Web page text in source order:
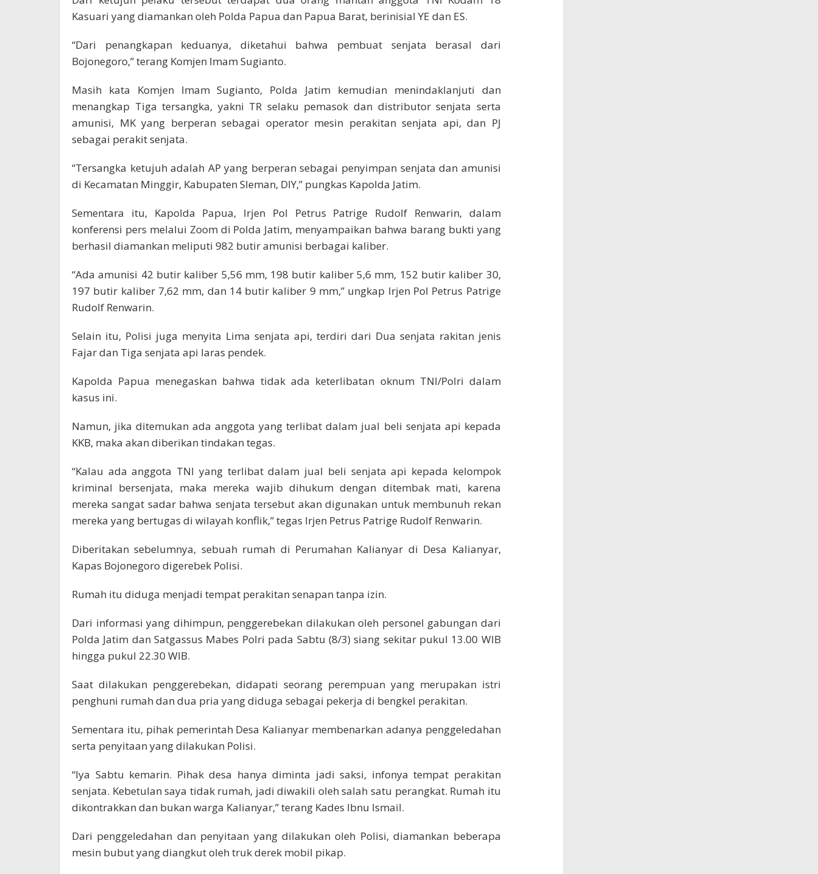
Kasuari yang diamankan oleh Polda Papua dan Papua Barat, berinisial YE dan ES.
“Dari penangkapan keduanya, diketahui bahwa pembuat senjata berasal dari
Bojonegoro,” terang Komjen Imam Sugianto.
Masih kata Komjen Imam Sugianto, Polda Jatim kemudian menindaklanjuti dan
menangkap Tiga tersangka, yakni TR selaku pemasok dan distributor senjata serta
amunisi, MK yang berperan sebagai operator mesin perakitan senjata api, dan PJ
sebagai perakit senjata.
“Tersangka ketujuh adalah AP yang berperan sebagai penyimpan senjata dan amunisi
di Kecamatan Minggir, Kabupaten Sleman, DIY,” pungkas Kapolda Jatim.
Sementara itu, Kapolda Papua, Irjen Pol Petrus Patrige Rudolf Renwarin, dalam
konferensi pers melalui Zoom di Polda Jatim, menyampaikan bahwa barang bukti yang
berhasil diamankan meliputi 982 butir amunisi berbagai kaliber.
“Ada amunisi 42 butir kaliber 5,56 mm, 198 butir kaliber 5,6 mm, 152 butir kaliber 30,
197 butir kaliber 7,62 mm, dan 14 butir kaliber 9 mm,” ungkap Irjen Pol Petrus Patrige
Rudolf Renwarin.
Selain itu, Polisi juga menyita Lima senjata api, terdiri dari Dua senjata rakitan jenis
Fajar dan Tiga senjata api laras pendek.
Kapolda Papua menegaskan bahwa tidak ada keterlibatan oknum TNI/Polri dalam
kasus ini.
Namun, jika ditemukan ada anggota yang terlibat dalam jual beli senjata api kepada
KKB, maka akan diberikan tindakan tegas.
“Kalau ada anggota TNI yang terlibat dalam jual beli senjata api kepada kelompok
kriminal bersenjata, maka mereka wajib dihukum dengan ditembak mati, karena
mereka sangat sadar bahwa senjata tersebut akan digunakan untuk membunuh rekan
mereka yang bertugas di wilayah konflik,” tegas Irjen Petrus Patrige Rudolf Renwarin.
Diberitakan sebelumnya, sebuah rumah di Perumahan Kalianyar di Desa Kalianyar,
Kapas Bojonegoro digerebek Polisi.
Rumah itu diduga menjadi tempat perakitan senapan tanpa izin.
Dari informasi yang dihimpun, penggerebekan dilakukan oleh personel gabungan dari
Polda Jatim dan Satgassus Mabes Polri pada Sabtu (8/3) siang sekitar pukul 13.00 WIB
hingga pukul 22.30 WIB.
Saat dilakukan penggerebekan, didapati seorang perempuan yang merupakan istri
penghuni rumah dan dua pria yang diduga sebagai pekerja di bengkel perakitan.
Sementara itu, pihak pemerintah Desa Kalianyar membenarkan adanya penggeledahan
serta penyitaan yang dilakukan Polisi.
“Iya Sabtu kemarin. Pihak desa hanya diminta jadi saksi, infonya tempat perakitan
senjata. Kebetulan saya tidak rumah, jadi diwakili oleh salah satu perangkat. Rumah itu
dikontrakkan dan bukan warga Kalianyar,” terang Kades Ibnu Ismail.
Dari penggeledahan dan penyitaan yang dilakukan oleh Polisi, diamankan beberapa
mesin bubut yang diangkut oleh truk derek mobil pikap.